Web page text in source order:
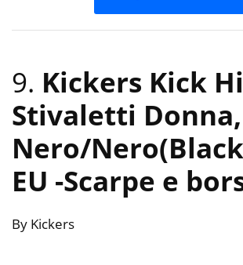
9. Kickers Kick
Stivaletti Donna,
Nero/
EU -Scarpe e
By Kickers